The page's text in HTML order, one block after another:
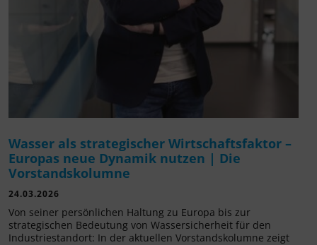
Wasser als strategischer Wirtschaftsfaktor –
Europas neue Dynamik nutzen | Die
Vorstandskolumne
24.03.2026
Von seiner persönlichen Haltung zu Europa bis zur
strategischen Bedeutung von Wassersicherheit für den
Industriestandort: In der aktuellen Vorstandskolumne zeigt